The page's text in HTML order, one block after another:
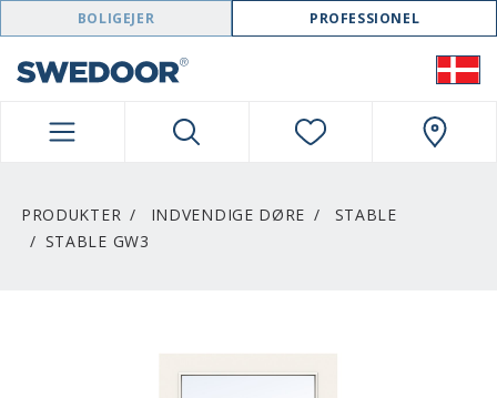
SWEDOOR NAVIGATION
BOLIGEJER PROFESSIONEL
PRODUKTER INDVENDIGE DØRE
STABLE
STABLE GW3